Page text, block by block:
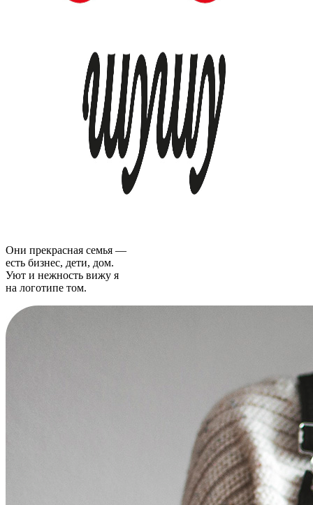
Они прекрасная семья —
есть бизнес, дети, дом.
Уют и нежность вижу я
на логотипе том.